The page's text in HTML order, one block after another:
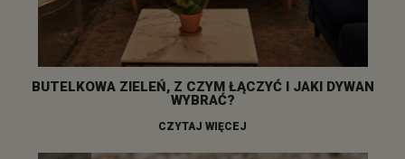
BUTELKOWA ZIELEŃ, Z CZYM ŁĄCZYĆ I JAKI DYWAN
WYBRAĆ?
CZYTAJ WIĘCEJ